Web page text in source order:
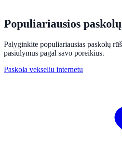
Populiariausios
Palyginkite populiariausias paskolų
pasiūlymus pagal savo poreikius.
Paskola vekseliu internetu